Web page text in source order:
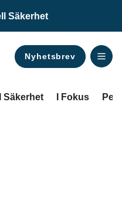
Säkerhet
Nyhetsbrev
Säkerhet I Fokus